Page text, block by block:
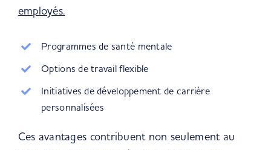
employés.
Programmes de santé mentale
Options de travail flexible
Initiatives de développement de carrière
personnalisées
Ces avantages contribuent non seulement au